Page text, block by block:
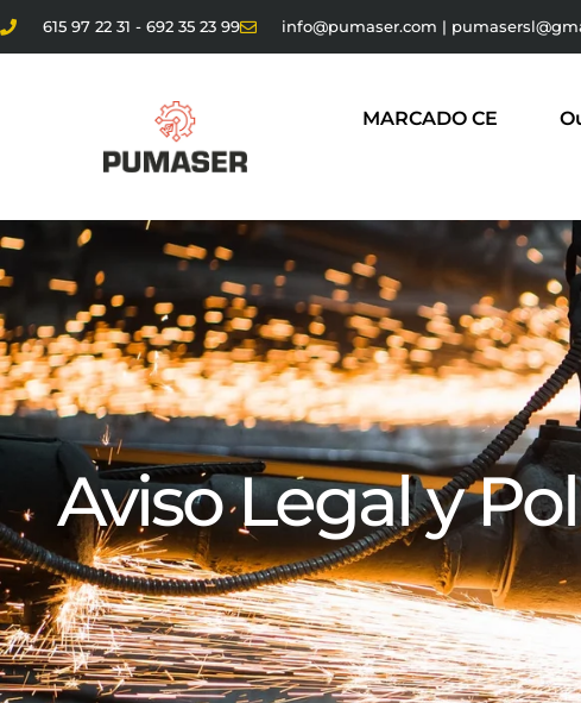
615 97 22 31 - 692 35 23 99 info@pumaser.com |
MARCADO CE
Aviso Legal y